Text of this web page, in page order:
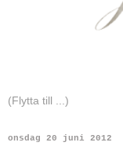
onsdag 20 juni 2012